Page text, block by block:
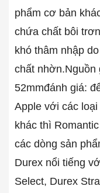
phẩm cơ bản
chứa chất bôi
khó thâm nhập
chất nhờn.Nguồn
52mmđánh giá:
Apple với các
khác thì
các dòng sản
Durex nổi tiếng
Select, Durex